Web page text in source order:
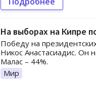
На выборах на Кипре
Победу на
Никос Анастасиадис. Он
Малас – 44%.
Мир